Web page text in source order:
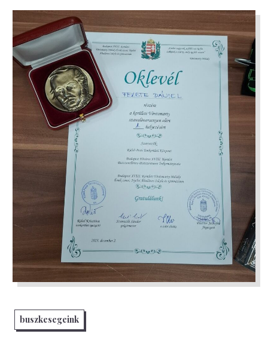
buszkesegeink